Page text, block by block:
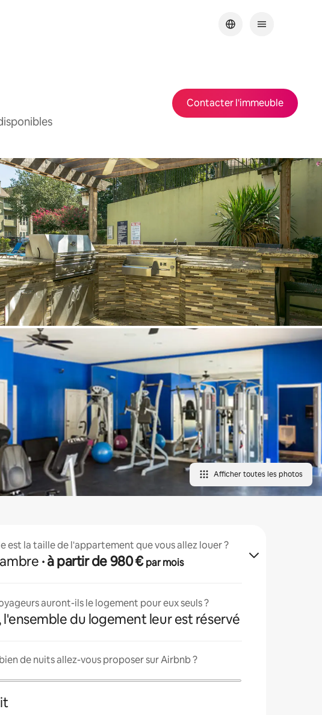
Contacter l'immeuble
Afficher toutes les photos
est la taille de l'appartement que vous allez louer ?
· à partir de 980 €par mois
auront-ils le logement pour eux seuls ?
l'ensemble du logement leur est réservé
de nuits allez-vous proposer sur Airbnb ?